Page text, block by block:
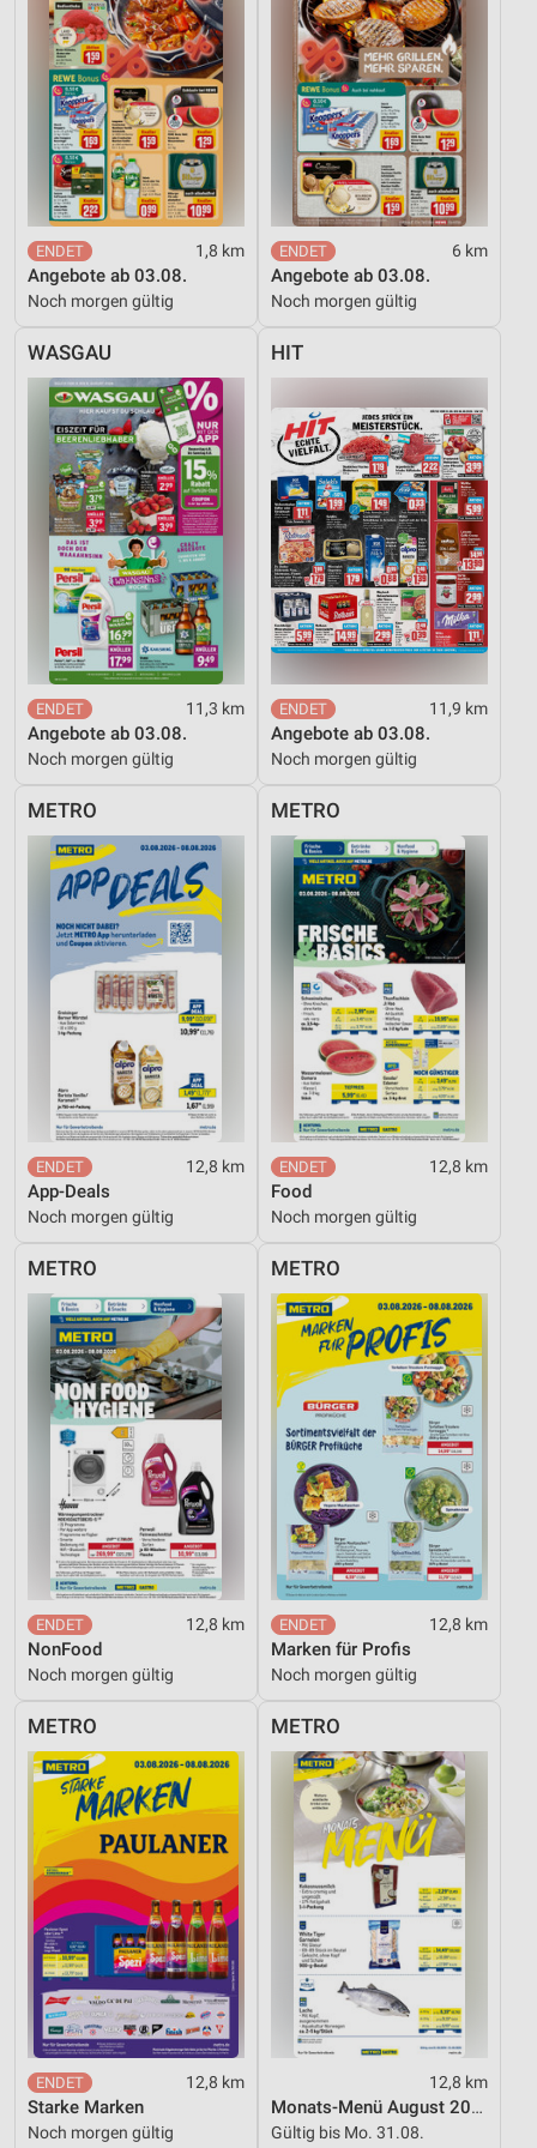
1,8 km
Angebote ab 03.08.
Noch morgen gültig
6 km
Angebote ab 03.08.
Noch morgen gültig
WASGAU
11,3 km
Angebote ab 03.08.
Noch morgen gültig
HIT
11,9 km
Angebote ab 03.08.
Noch morgen gültig
METRO
12,8 km
App-Deals
Noch morgen gültig
METRO
12,8 km
Food
Noch morgen gültig
METRO
12,8 km
NonFood
Noch morgen gültig
METRO
12,8 km
Marken für Profis
Noch morgen gültig
METRO
12,8 km
Starke Marken
Noch morgen gültig
METRO
12,8 km
Monats-Menü August 2026
Gültig bis Mo. 31.08.
Messung der Werbeleistung
Messung der Performance von Inhalten
Analyse von Zielgruppen durch Statistiken oder
Kombinationen von Daten aus verschiedenen
Quellen
Entwicklung und Verbesserung der Angebote
Verwendung reduzierter Daten zur Auswahl von
Inhalten
Verwendung genauer Standortdaten
Geräte anhand von aktiv angeforderten
Informationen identifizieren
Nicht-IAB-Verarbeitungszwecke:
Notwendig
Performance
Funktional
Werbung